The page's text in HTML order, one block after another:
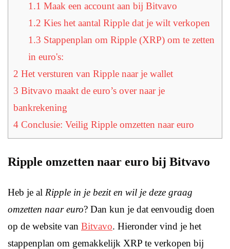
1.1 Maak een account aan bij Bitvavo
1.2 Kies het aantal Ripple dat je wilt verkopen
1.3 Stappenplan om Ripple (XRP) om te zetten
in euro's:
2 Het versturen van Ripple naar je wallet
3 Bitvavo maakt de euro’s over naar je
bankrekening
4 Conclusie: Veilig Ripple omzetten naar euro
Ripple omzetten naar euro bij Bitvavo
Heb je al Ripple in je bezit en wil je deze graag
omzetten naar euro? Dan kun je dat eenvoudig doen
op de website van Bitvavo. Hieronder vind je het
stappenplan om gemakkelijk XRP te verkopen bij